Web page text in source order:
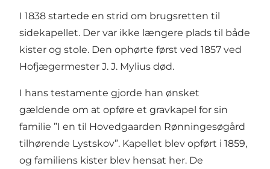
I 1838 startede en strid om brugsretten til
sidekapellet. Der var ikke længere plads til både
kister og stole. Den ophørte først ved 1857 ved
Hofjægermester J. J. Mylius død.
I hans testamente gjorde han ønsket
gældende om at opføre et gravkapel for sin
familie ”I en til Hovedgaarden Rønningesøgård
tilhørende Lystskov”. Kapellet blev opført i 1859,
og familiens kister blev hensat her. De